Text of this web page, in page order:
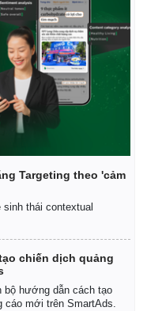
Targeting theo 'cảm
thái contextual
chiến dịch quảng
bộ hướng dẫn cách tạo
cáo mới trên SmartAds.